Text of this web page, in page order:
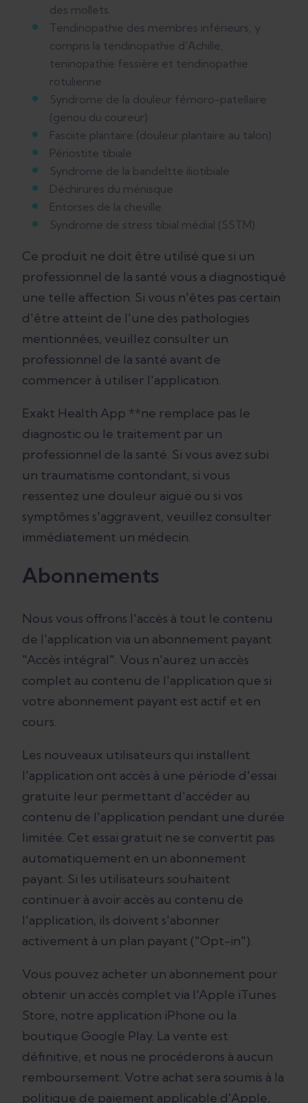
des mollets.
Tendinopathie des membres inférieurs, y
compris la tendinopathie d'Achille,
teninopathie fessière et tendinopathie
rotulienne
Syndrome de la douleur fémoro-patellaire
(genou du coureur)
Fasciite plantaire (douleur plantaire au talon)
Périostite tibiale
Syndrome de la bandeltte iliotibiale
Déchirures du ménisque
Entorses de la cheville
Syndrome de stress tibial médial (SSTM)
Ce produit ne doit être utilisé que si un
professionnel de la santé vous a diagnostiqué
une telle affection. Si vous n'êtes pas certain
d'être atteint de l'une des pathologies
mentionnées, veuillez consulter un
professionnel de la santé avant de
commencer à utiliser l'application.
Exakt Health App **ne remplace pas le
diagnostic ou le traitement par un
professionnel de la santé. Si vous avez subi
un traumatisme contondant, si vous
ressentez une douleur aiguë ou si vos
symptômes s'aggravent, veuillez consulter
immédiatement un médecin.
Abonnements
Nous vous offrons l'accès à tout le contenu
de l'application via un abonnement payant
"Accès intégral". Vous n'aurez un accès
complet au contenu de l'application que si
votre abonnement payant est actif et en
cours.
Les nouveaux utilisateurs qui installent
l'application ont accès à une période d'essai
gratuite leur permettant d'accéder au
contenu de l'application pendant une durée
limitée. Cet essai gratuit ne se convertit pas
automatiquement en un abonnement
payant. Si les utilisateurs souhaitent
continuer à avoir accès au contenu de
l'application, ils doivent s'abonner
activement à un plan payant ("Opt-in").
Vous pouvez acheter un abonnement pour
obtenir un accès complet via l'Apple iTunes
Store, notre application iPhone ou la
boutique Google Play. La vente est
définitive, et nous ne procéderons à aucun
remboursement. Votre achat sera soumis à la
politique de paiement applicable d'Apple,